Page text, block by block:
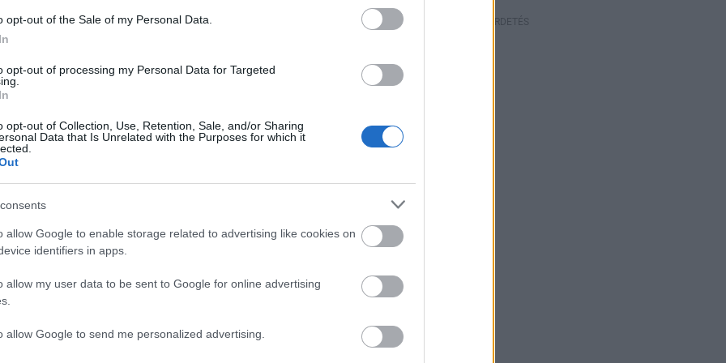
opt-out of the Sale of my Personal Data.
opt-out of processing my Personal Data for Targeted
opt-out of Collection, Use, Retention, Sale, and/or Sharing
Data that Is Unrelated with the Purposes for which it
allow Google to enable storage related to advertising like cookies on
identifiers in apps.
allow my user data to be sent to Google for online advertising
allow Google to send me personalized advertising.
felújítás
HIRDETÉS